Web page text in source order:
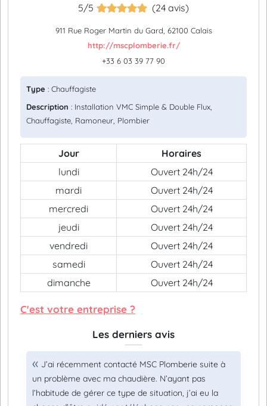
5/5 (24 avis)
911 Rue Roger Martin du Gard, 62100 Calais
http://mscplomberie.fr/
+33 6 03 39 77 90
Type : Chauffagiste
Description : Installation VMC Simple & Double Flux,
Chauffagiste, Ramoneur, Plombier
Jour
Horaires
lundi
Ouvert 24h/24
mardi
Ouvert 24h/24
mercredi
Ouvert 24h/24
jeudi
Ouvert 24h/24
vendredi
Ouvert 24h/24
samedi
Ouvert 24h/24
dimanche
Ouvert 24h/24
C'est votre entreprise ?
Les derniers avis
J’ai récemment contacté MSC Plomberie suite à
un problème avec ma chaudière. N’ayant pas
l’habitude de gérer ce type de situation, j’ai eu la